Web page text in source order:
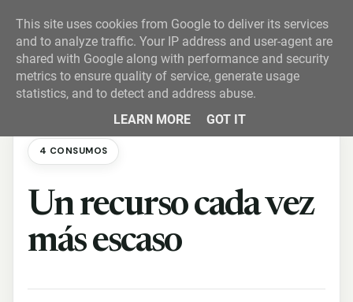
4 CONSUMOS
Un recurso cada vez
más escaso
This site uses cookies from Google to deliver its services
and to analyze traffic. Your IP address and user-agent are
shared with Google along with performance and security
metrics to ensure quality of service, generate usage
statistics, and to detect and address abuse.
LEARN MORE
GOT IT